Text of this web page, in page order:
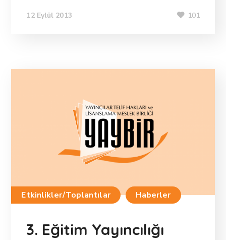
12 Eylül 2013 101
Etkinlikler/Toplantılar Haberler
3. Eğitim Yayıncılığı